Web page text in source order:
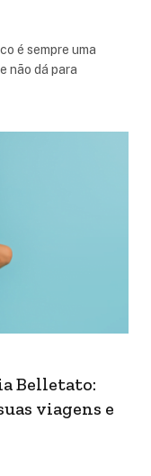
é sempre uma
não dá para
Belletato:
viagens e